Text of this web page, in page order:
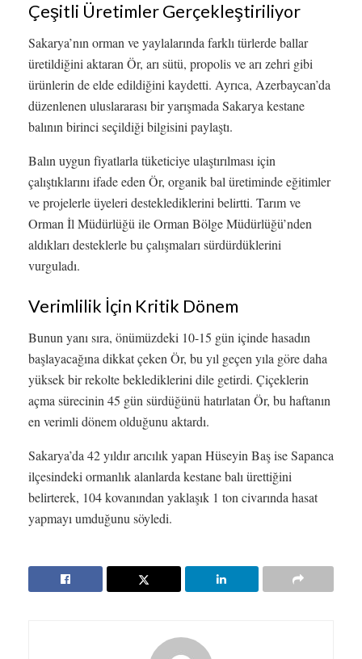
Çeşitli Üretimler Gerçekleştiriliyor
Sakarya’nın orman ve yaylalarında farklı türlerde ballar
üretildiğini aktaran Ör, arı sütü, propolis ve arı zehri gibi
ürünlerin de elde edildiğini kaydetti. Ayrıca, Azerbaycan’da
düzenlenen uluslararası bir yarışmada Sakarya kestane
balının birinci seçildiği bilgisini paylaştı.
Balın uygun fiyatlarla tüketiciye ulaştırılması için
çalıştıklarını ifade eden Ör, organik bal üretiminde eğitimler
ve projelerle üyeleri desteklediklerini belirtti. Tarım ve
Orman İl Müdürlüğü ile Orman Bölge Müdürlüğü’nden
aldıkları desteklerle bu çalışmaları sürdürdüklerini
vurguladı.
Verimlilik İçin Kritik Dönem
Bunun yanı sıra, önümüzdeki 10-15 gün içinde hasadın
başlayacağına dikkat çeken Ör, bu yıl geçen yıla göre daha
yüksek bir rekolte beklediklerini dile getirdi. Çiçeklerin
açma sürecinin 45 gün sürdüğünü hatırlatan Ör, bu haftanın
en verimli dönem olduğunu aktardı.
Sakarya’da 42 yıldır arıcılık yapan Hüseyin Baş ise Sapanca
ilçesindeki ormanlık alanlarda kestane balı ürettiğini
belirterek, 104 kovanından yaklaşık 1 ton civarında hasat
yapmayı umduğunu söyledi.